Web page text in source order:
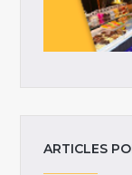
ARTICLES